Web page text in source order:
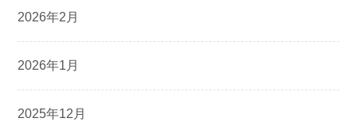
2026年2月
2026年1月
2025年12月